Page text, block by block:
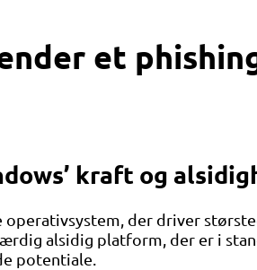
et
kraft og
der driver
alsidig platform, der er i
potentiale.